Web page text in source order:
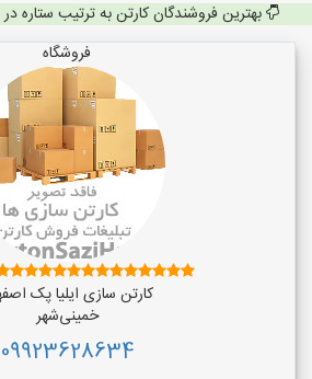
بهترین فروشندگان کارتن به ترتیب ستاره
فروشگاه
کارتن سازی ایلیا پک
خمینی‌شهر
09923628634